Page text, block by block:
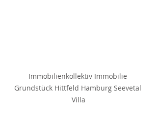
Immobilienkollektiv Immobilie
Grundstück Hittfeld Hamburg Seevetal
Villa